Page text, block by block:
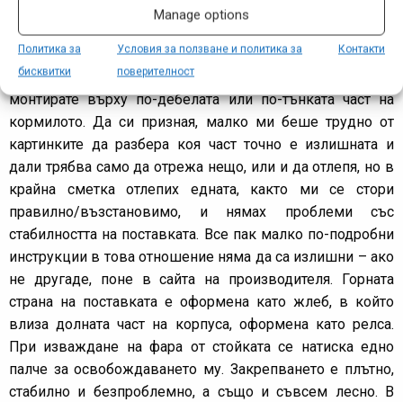
Manage options
Политика за
бисквитки
Условия за ползване и политика за
поверителност
Контакти
необходими. От вътрешната страна на гривната за
монтаж към кормилото са залепени две гумена
подложка, от които едната/или части от двете трябва да
се отрежат/отлепят според това дали искате да го
монтирате върху по-дебелата или по-тънката част на
кормилото. Да си призная, малко ми беше трудно от
картинките да разбера коя част точно е излишната и
дали трябва само да отрежа нещо, или и да отлепя, но в
крайна сметка отлепих едната, както ми се стори
правилно/възстановимо, и нямах проблеми със
стабилността на поставката. Все пак малко по-подробни
инструкции в това отношение няма да са излишни – ако
не другаде, поне в сайта на производителя. Горната
страна на поставката е оформена като жлеб, в който
влиза долната част на корпуса, оформена като релса.
При изваждане на фара от стойката се натиска едно
палче за освобождаването му. Закрепването е плътно,
стабилно и безпроблемно, а също и съвсем лесно. В